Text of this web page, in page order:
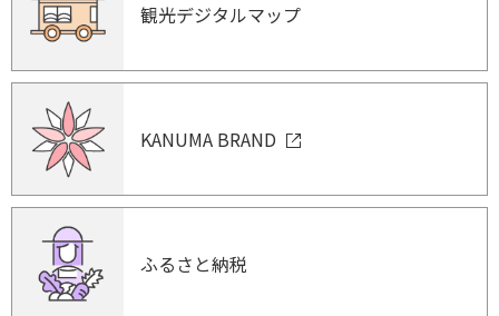
観光デジタルマップ
KANUMA BRAND
ふるさと納税